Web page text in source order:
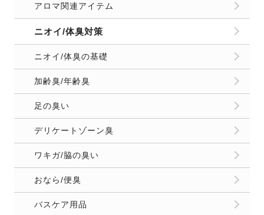
アロマ関連アイテム
ニオイ/体臭対策
ニオイ/体臭の基礎
加齢臭/年齢臭
足の臭い
デリケートゾーン臭
ワキガ/脇の臭い
おなら/便臭
バスケア用品